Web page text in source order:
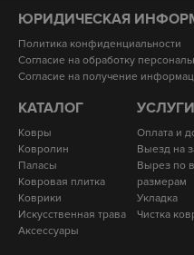
ЮРИДИЧЕСКАЯ
Политика конфиденциальности
Согласие на обработку
Согласие на получение
КАТАЛОГ
Ковры
Ковролин
Паласы
Ковровая плитка
Коврики
Искусственная трава
Аксессуары
УСЛУГИ
Оплата и
Выезд на
Вырез по
размерам
Укладка
Чистка